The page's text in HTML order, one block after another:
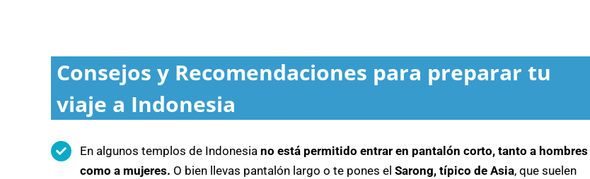
Consejos y Recomendaciones para preparar tu
viaje a Indonesia
En algunos templos de Indonesia no está permitido entrar en pantalón corto, tanto a hombres
como a mujeres. O bien llevas pantalón largo o te pones el Sarong, típico de Asia, que suelen